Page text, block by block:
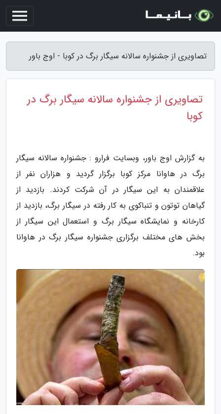
تصاویری از جشنواره سالانه سیگار برگ در کوبا - اوج باور
تصاویری از جشنواره سالانه سیگار برگ در
کوبا
به گزارش اوج باور، وبسایت فرارو : جشنواره سالانه سیگار
برگ در هاوانا مرکز کوبا برگزار گردید و هزاران نفر از
علاقمندان به این سیگار در آن شرکت کردند. بازدید از
گیاهان توتون و تنباکوی به کار رفته در سیگار برگ، بازدید از
کارخانه و نمایشگاه سیگار برگ و استعمال این سیگار از
بخش های مختلف برگزاری جشنواره سیگار برگ در هاوانا
بود.